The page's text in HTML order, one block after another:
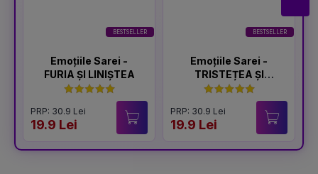
BESTSELLER
Emoțiile Sarei -
FURIA ȘI LINIȘTEA
PRP: 30.9 Lei
19.9 Lei
BESTSELLER
Emoțiile Sarei -
TRISTEȚEA ȘI
BUCURIA
PRP: 30.9 Lei
19.9 Lei